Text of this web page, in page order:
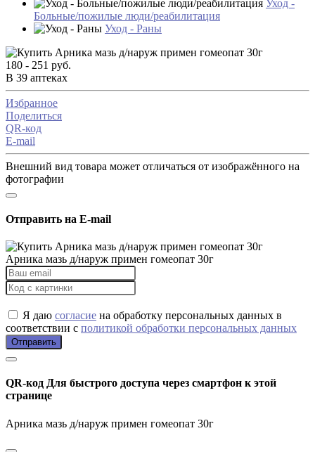
Уход -
Больные/пожилые люди/реабилитация
Уход - Раны
180 - 251 руб.
В 39 аптеках
Избранное
Поделиться
QR-код
E-mail
Внешний вид товара может отличаться от изображённого на
фотографии
Отправить на E-mail
Арника мазь д/наруж примен гомеопат 30г
Я даю согласие на обработку персональных данных в
соответствии с политикой обработки персональных данных
Отправить
QR-код Для быстрого доступа через смартфон к этой
странице
Арника мазь д/наруж примен гомеопат 30г